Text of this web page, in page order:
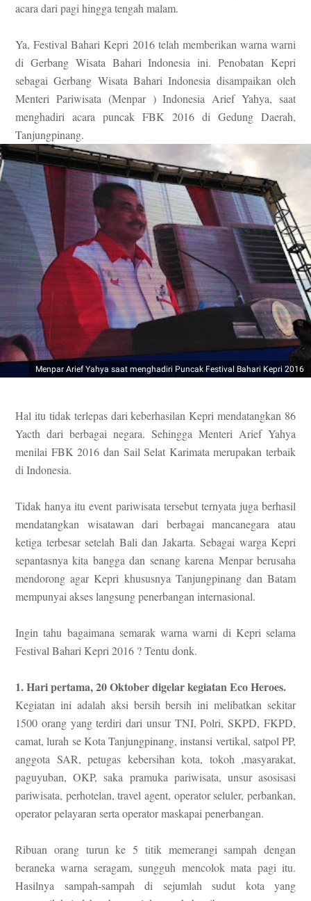
acara dari pagi hingga tengah malam.
Ya, Festival Bahari Kepri 2016 telah memberikan warna warni
di Gerbang Wisata Bahari Indonesia ini. Penobatan Kepri
sebagai Gerbang Wisata Bahari Indonesia disampaikan oleh
Menteri Pariwisata (Menpar ) Indonesia Arief Yahya, saat
menghadiri acara puncak FBK 2016 di Gedung Daerah,
Tanjungpinang.
Menpar Arief Yahya saat menghadiri Puncak Festival Bahari Kepri 2016
Hal itu tidak terlepas dari keberhasilan Kepri mendatangkan 86
Yacth dari berbagai negara. Sehingga Menteri Arief Yahya
menilai FBK 2016 dan Sail Selat Karimata merupakan terbaik
di Indonesia.
Tidak hanya itu event pariwisata tersebut ternyata juga berhasil
mendatangkan wisatawan dari berbagai mancanegara atau
ketiga terbesar setelah Bali dan Jakarta. Sebagai warga Kepri
sepantasnya kita bangga dan senang karena Menpar berusaha
mendorong agar Kepri khususnya Tanjungpinang dan Batam
mempunyai akses langsung penerbangan internasional.
Ingin tahu bagaimana semarak warna warni di Kepri selama
Festival Bahari Kepri 2016 ? Tentu donk.
1. Hari pertama, 20 Oktober digelar kegiatan Eco Heroes.
Kegiatan ini adalah aksi bersih bersih ini melibatkan sekitar
1500 orang yang terdiri dari unsur TNI, Polri, SKPD, FKPD,
camat, lurah se Kota Tanjungpinang, instansi vertikal, satpol PP,
anggota SAR, petugas kebersihan kota, tokoh ,masyarakat,
paguyuban, OKP, saka pramuka pariwisata, unsur asosisasi
pariwisata, perhotelan, travel agent, operator seluler, perbankan,
operator pelayaran serta operator maskapai penerbangan.
Ribuan orang turun ke 5 titik memerangi sampah dengan
beraneka warna seragam, sungguh mencolok mata pagi itu.
Hasilnya sampah-sampah di sejumlah sudut kota yang